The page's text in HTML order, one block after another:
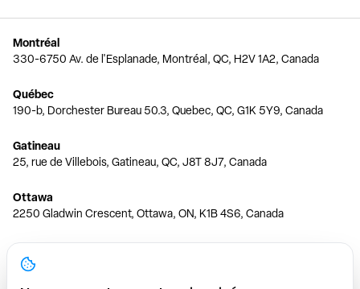
Montréal
330-6750 Av. de l'Esplanade, Montréal, QC, H2V 1A2, Canada
Québec
190-b, Dorchester Bureau 50.3, Quebec, QC, G1K 5Y9, Canada
Gatineau
25, rue de Villebois, Gatineau, QC, J8T 8J7, Canada
Ottawa
2250 Gladwin Crescent, Ottawa, ON, K1B 4S6, Canada
Toronto
150 Ferrand Dr, 6th Floor, Toronto, ON, M3C 3E5, Canada